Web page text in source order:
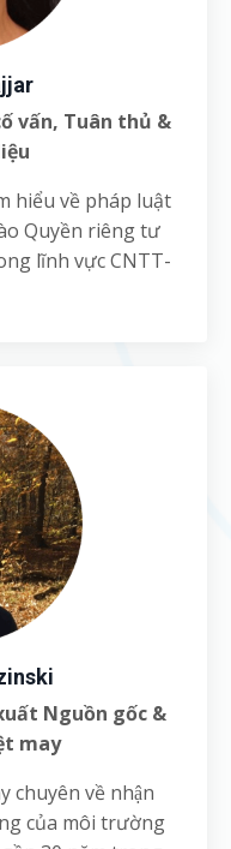
vấn, Tuân thủ &
hiểu về pháp luật
Quyền riêng tư
lĩnh vực CNTT-
Nguồn gốc &
may
chuyên về nhận
của môi trường